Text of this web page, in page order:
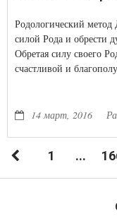
Родологический метод
силой Рода и обрести
Обретая силу своего
счастливой и
14 март, 2016
1 ...